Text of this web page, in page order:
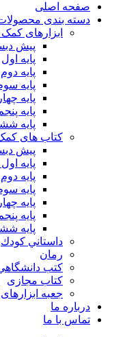
صفحه اصلی
دسته بندی
ابزارهای
پیش
پایه اول
پایه دوم
پایه
پایه
پايه
پایه
کتاب های
پیش
پايه اول
پايه
پايه
پايه
پايه
پايه
داستاني كودك
رمان
كتب
کتاب مجازی
جعبه
درباره ما
تماس با ما